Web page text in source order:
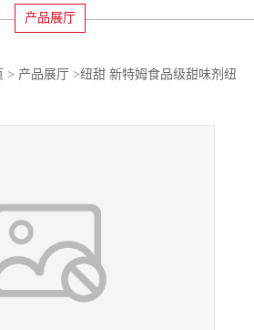
产品展厅
> 产品展厅 >纽甜 新特姆食品级甜味剂纽